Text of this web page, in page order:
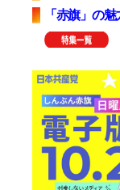
「赤旗」の魅